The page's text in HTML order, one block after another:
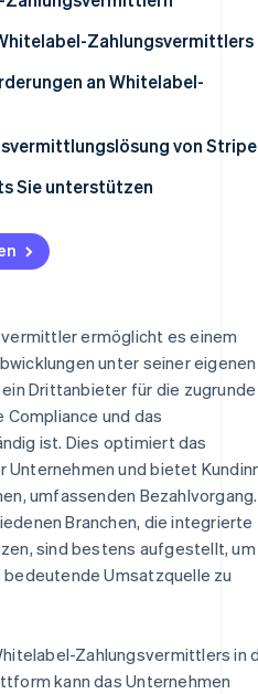
Zahlungsvermittlers
an Whitelabel-
von Stripe
Sie unterstützen
ermöglicht es einem
unter seiner eigenen
Drittanbieter für die zugrunde
und das
ist. Dies optimiert das
Unternehmen und bietet
umfassenden Bezahlvorgang.
Branchen, die integrierte
sind bestens aufgestellt, um
Umsatzquelle zu
Zahlungsvermittlers in
kann das Unternehmen